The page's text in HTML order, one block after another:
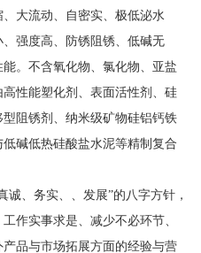
大流动、自密实、极低泌水
强度高、防锈阻锈、低碱无
。不含氧化物、氯化物、亚盐
性能塑化剂、表面活性剂、硅
阻锈剂、纳米级矿物硅铝钙铁
碱低热硅酸盐水泥等精制复合
、务实、、发展”的八字方针，
作实事求是、减少不必环节、
品与市场拓展方面的经验与营